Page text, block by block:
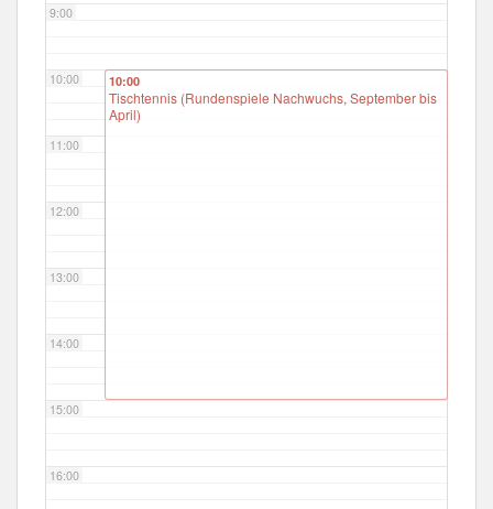
9:00
10:00
11:00
12:00
13:00
14:00
15:00
16:00
10:00
Tischtennis (Rundenspiele Nachwuchs, September bis
April)